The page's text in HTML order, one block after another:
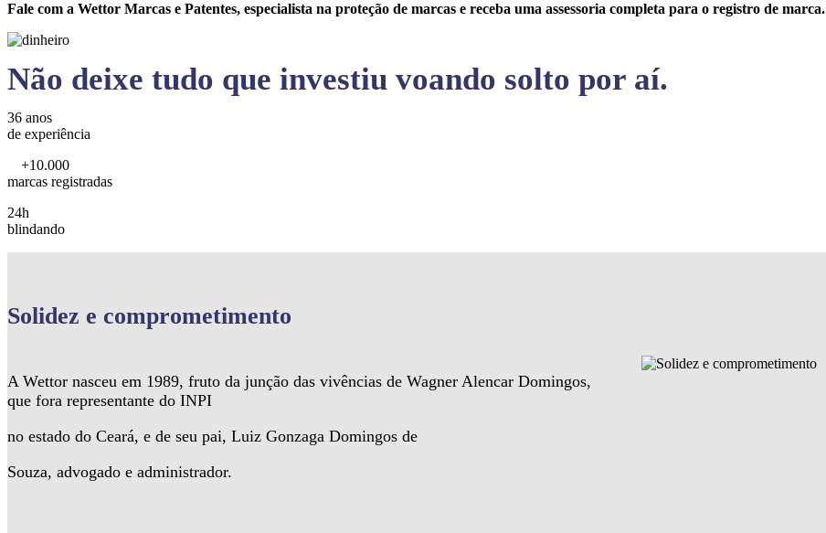
Fale com a Wettor Marcas e Patentes, especialista na proteção de marcas e receba uma assessoria completa para o registro de marca.
Não deixe tudo que investiu voando solto por aí.
36 anos
de experiência
+10.000
marcas registradas
24h
blindando
Solidez e comprometimento
A Wettor nasceu em 1989, fruto da junção das vivências de Wagner Alencar Domingos,
que fora representante do INPI
no estado do Ceará, e de seu pai, Luiz Gonzaga Domingos de
Souza, advogado e administrador.